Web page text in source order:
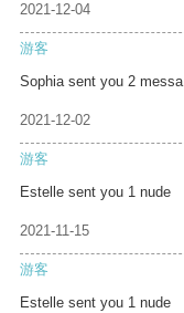
2021-12-04
游客
Sophia sent you 2 messa
2021-12-02
游客
Estelle sent you 1 nude
2021-11-15
游客
Estelle sent you 1 nude